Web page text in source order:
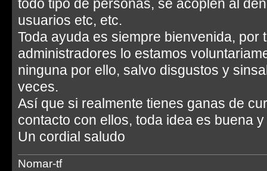
todo tipo de personas, se acoplen al
usuarios etc, etc.
Toda ayuda es siempre bienvenida, por
administradores lo estamos
ninguna por ello, salvo disgustos y
veces.
Así que si realmente tienes ganas de
contacto con ellos, toda idea es buena
Un cordial saludo
Nomar-tf